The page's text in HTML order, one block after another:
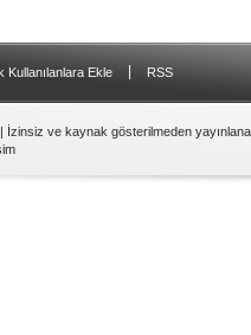
Kullanılanlara Ekle RSS
| İzinsiz ve kaynak gösterilmeden